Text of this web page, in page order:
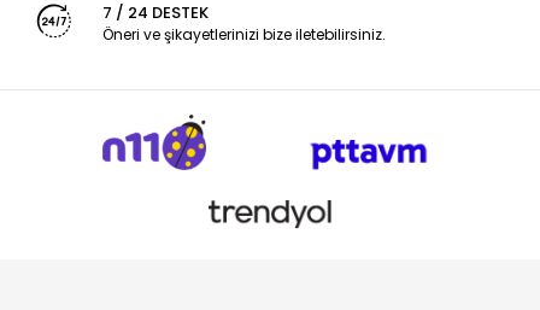
7 / 24 DESTEK
Öneri ve şikayetlerinizi bize iletebilirsiniz.